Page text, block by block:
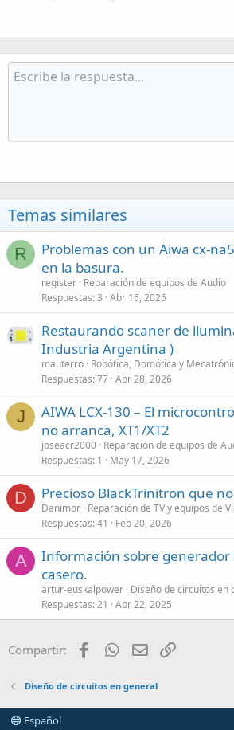
Temas similares
R
Problemas con un Aiwa cx-
en la basura.
register Reparación de equipos de Audio
Respuestas 3 Abr 15, 2026
Restaurando scaner de
Industria Argentina )
mauterro Robótica, Domótica y
Respuestas 77 Abr 28, 2026
J
AIWA LCX-130 – El
no arranca, XT1/XT2
joseacr2000 Reparación de equipos de
Respuestas 1 May 17, 2026
D Precioso BlackTrinitron que
Danimor Reparación de TV y equipos de
Respuestas 41 Feb 20, 2026
A
Información sobre
casero.
artur-euskalpower Diseño de circuitos en
Respuestas 21 Abr 22, 2025
Compartir: FacebookWhatsApp
Email
Diseño de circuitos en general
Español